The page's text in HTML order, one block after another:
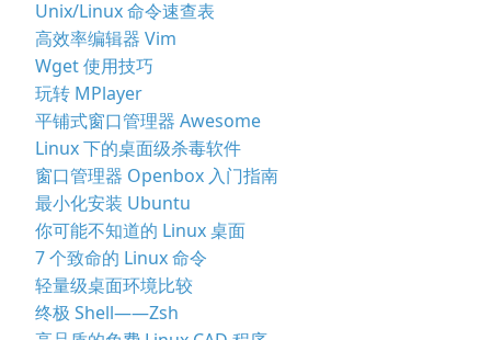
Unix/Linux 命令速查表
高效率编辑器 Vim
Wget 使用技巧
玩转 MPlayer
平铺式窗口管理器 Awesome
Linux 下的桌面级杀毒软件
窗口管理器 Openbox 入门指南
最小化安装 Ubuntu
你可能不知道的 Linux 桌面
7 个致命的 Linux 命令
轻量级桌面环境比较
终极 Shell——Zsh